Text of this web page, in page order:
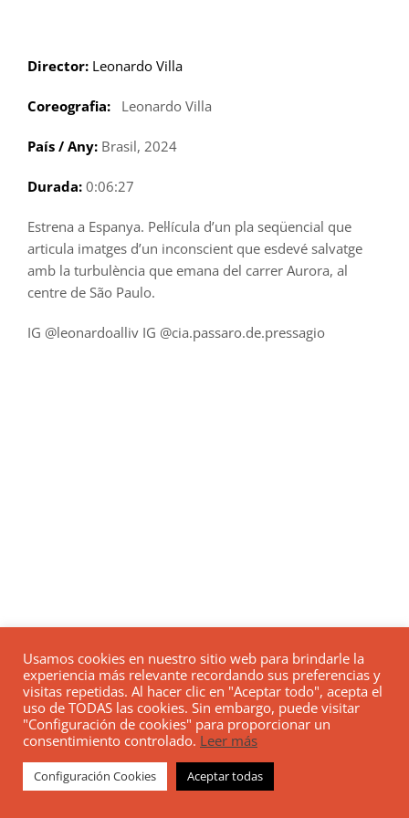
Director: Leonardo Villa
Coreografia: Leonardo Villa
País / Any: Brasil, 2024
Durada: 0:06:27
Estrena a Espanya. Pel·lícula d’un pla seqüencial que
articula imatges d’un inconscient que esdevé salvatge
amb la turbulència que emana del carrer Aurora, al
centre de São Paulo.
IG @leonardoalliv IG @cia.passaro.de.pressagio
Usamos cookies en nuestro sitio web para brindarle la
experiencia más relevante recordando sus preferencias y
visitas repetidas. Al hacer clic en "Aceptar todo", acepta el
uso de TODAS las cookies. Sin embargo, puede visitar
"Configuración de cookies" para proporcionar un
consentimiento controlado. Leer más
Configuración Cookies Aceptar todas